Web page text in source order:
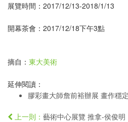
展覽時間：2017/12/13-2018/1/13
開幕茶會：2017/12/18下午3點
摘自： 東大美術
延伸閱讀：
膠彩畫大師詹前裕辦展 畫作穩
上一則： 藝術中心展覽 推拿-侯俊